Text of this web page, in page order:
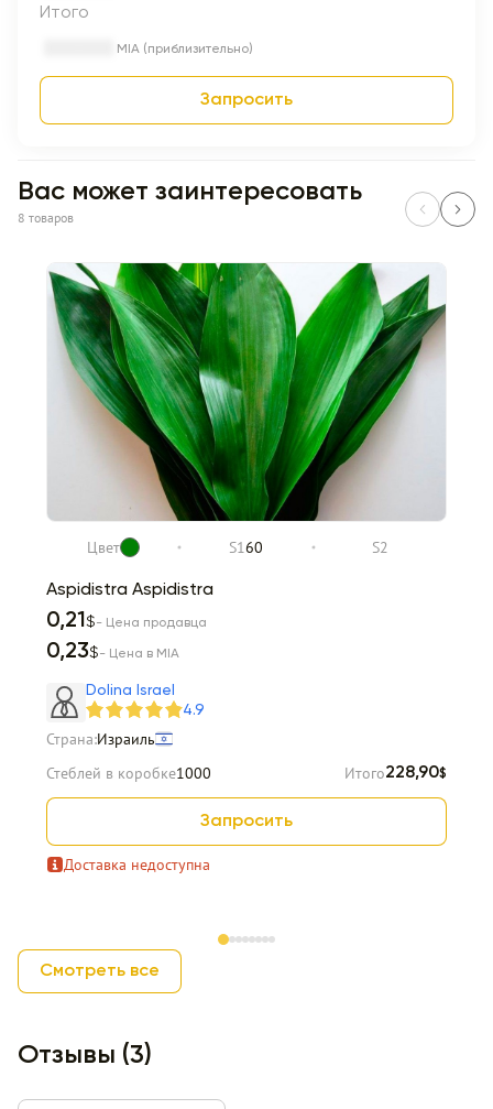
Итого
MIA (приблизительно)
Запросить
Вас может заинтересовать
8 товаров
Цвет S160 S2
Aspidistra Aspidistra
0,21$- Цена продавца
0,23$- Цена в MIA
Dolina Israel
4.9
Страна:Израиль
Стеблей в коробке1000 Итого228,90$
Запросить
Доставка недоступна
Item 1 of 8
Смотреть все
Отзывы (3)